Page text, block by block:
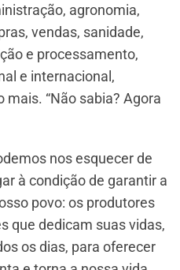
agronomia,
vendas, sanidade,
e processamento,
e internacional,
“Não sabia? Agora
nos esquecer de
à condição de garantir a
povo: os produtores
que dedicam suas vidas,
os dias, para oferecer